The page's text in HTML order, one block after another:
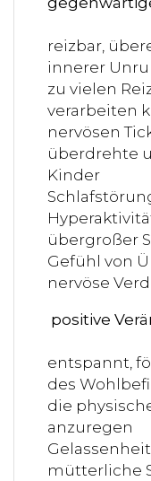
reizbar,
innerer
zu vielen
verarbeiten
nervösen
überdrehte
Kinder
S
übergroßer
Gefühl von
nervöse
positive
entspannt,
des
die
anzuregen
mütterliche